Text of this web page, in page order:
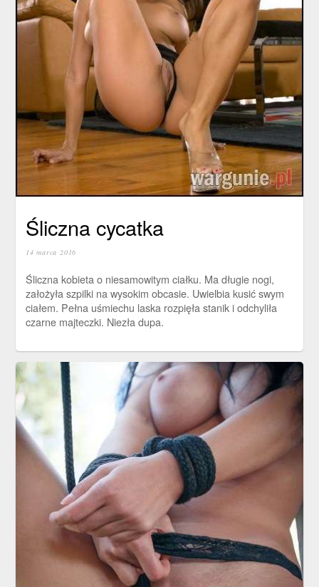
Śliczna cycatka
14 marca 2016
Śliczna kobieta o niesamowitym ciałku. Ma długie nogi,
założyła szpilki na wysokim obcasie. Uwielbia kusić swym
ciałem. Pełna uśmiechu laska rozpięła stanik i odchyliła
czarne majteczki. Niezła dupa.